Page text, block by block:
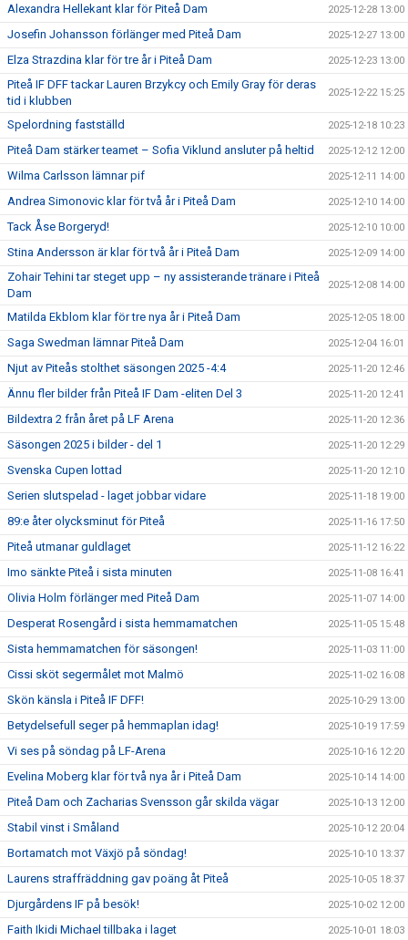
Alexandra Hellekant klar för Piteå Dam 2025-12-28 13:00
Josefin Johansson förlänger med Piteå Dam 2025-12-27 13:00
Elza Strazdina klar för tre år i Piteå Dam 2025-12-23 13:00
Piteå IF DFF tackar Lauren Brzykcy och Emily Gray för deras
tid i klubben
2025-12-22 15:25
Spelordning fastställd 2025-12-18 10:23
Piteå Dam stärker teamet – Sofia Viklund ansluter på heltid 2025-12-12 12:00
Wilma Carlsson lämnar pif 2025-12-11 14:00
Andrea Simonovic klar för två år i Piteå Dam 2025-12-10 14:00
Tack Åse Borgeryd! 2025-12-10 10:00
Stina Andersson är klar för två år i Piteå Dam 2025-12-09 14:00
Zohair Tehini tar steget upp – ny assisterande tränare i Piteå
Dam
2025-12-08 14:00
Matilda Ekblom klar för tre nya år i Piteå Dam 2025-12-05 18:00
Saga Swedman lämnar Piteå Dam 2025-12-04 16:01
Njut av Piteås stolthet säsongen 2025 -4:4 2025-11-20 12:46
Ännu fler bilder från Piteå IF Dam -eliten Del 3 2025-11-20 12:41
Bildextra 2 från året på LF Arena 2025-11-20 12:36
Säsongen 2025 i bilder - del 1 2025-11-20 12:29
Svenska Cupen lottad 2025-11-20 12:10
Serien slutspelad - laget jobbar vidare 2025-11-18 19:00
89:e åter olycksminut för Piteå 2025-11-16 17:50
Piteå utmanar guldlaget 2025-11-12 16:22
Imo sänkte Piteå i sista minuten 2025-11-08 16:41
Olivia Holm förlänger med Piteå Dam 2025-11-07 14:00
Desperat Rosengård i sista hemmamatchen 2025-11-05 15:48
Sista hemmamatchen för säsongen! 2025-11-03 11:00
Cissi sköt segermålet mot Malmö 2025-11-02 16:08
Skön känsla i Piteå IF DFF! 2025-10-29 13:00
Betydelsefull seger på hemmaplan idag! 2025-10-19 17:59
Vi ses på söndag på LF-Arena 2025-10-16 12:20
Evelina Moberg klar för två nya år i Piteå Dam 2025-10-14 14:00
Piteå Dam och Zacharias Svensson går skilda vägar 2025-10-13 12:00
Stabil vinst i Småland 2025-10-12 20:04
Bortamatch mot Växjö på söndag! 2025-10-10 13:37
Laurens straffräddning gav poäng åt Piteå 2025-10-05 18:37
Djurgårdens IF på besök! 2025-10-02 12:00
Faith Ikidi Michael tillbaka i laget 2025-10-01 18:03